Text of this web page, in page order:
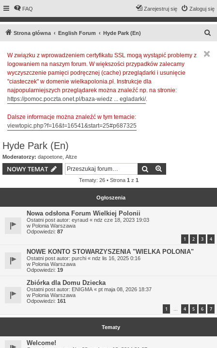
FAQ Zaloguj się
Zarejestruj się
Strona główna English Forum Hyde Park (En)
W związku z wprowadzeniem certyfikatu SSL mogą wystąpić problemy z
logowaniem na naszym forum. W większości przypadków zalecamy
wyczyszczenie pamięci podręcznej (cache) przeglądarki i usunięcie
"ciasteczek" w domenie wielkapolonia.pl. Instrukcje dla
najpopularniejszych przeglądarek można znaleźć np. na stronie:
https://pomoc.poczta.onet.pl/baza-wiedz ... egladarki/.
Dalsze informacje można znaleźć w tym temacie:
viewtopic.php?f=16&t=16541&start=25#p687325
Hyde Park (En)
Moderatorzy: dapoetone Altze
NOWY TEMAT Szukaj
Tematy: 26 • Strona 1 z 1
Ogłoszenia
Nowa odsłona Forum Wielkiej Polonii
Ostatni post autor: eyraud « ndz cze 18, 2023 19:03
w Polonia Warszawa
Odpowiedzi: 87
1 2 3 4
NOWE KONTO STOWARZYSZENIA "WIELKA POLONIA"
Ostatni post autor: purchi « ndz lis 16, 2025 0:16
w Polonia Warszawa
Odpowiedzi: 19
Zbiórka dla Domu Dziecka
Ostatni post autor: ENIGMA « pt maja 08, 2026 18:37
w Polonia Warszawa
Odpowiedzi: 161
1 … 4 5 6 7
Tematy
Welcome!